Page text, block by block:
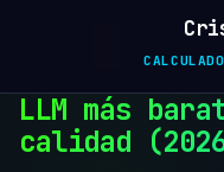
LLM más
calidad